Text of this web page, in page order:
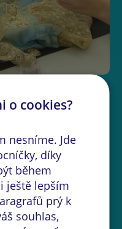
o cookies?
nesníme. Jde
díky
během
ještě lepším
prý k
souhlas,